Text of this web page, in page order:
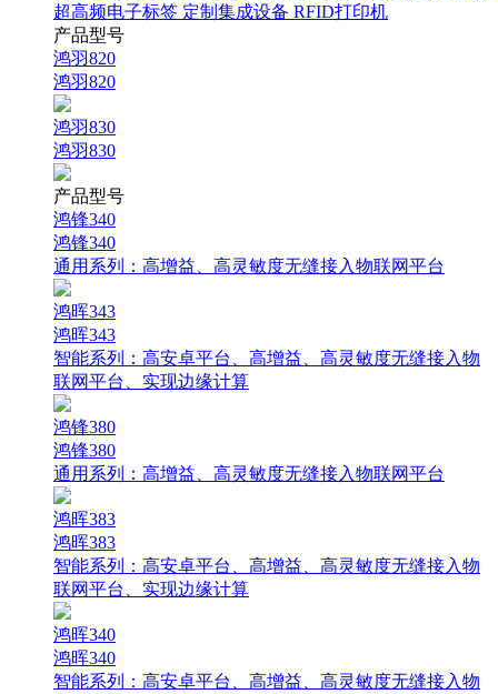
超高频电子标签 定制集成设备 RFID打印机
产品型号
鸿羽820
鸿羽820
鸿羽830
鸿羽830
产品型号
鸿锋340
鸿锋340
通用系列： 高增益、高灵敏度无缝接入物联网平台
鸿晖343
鸿晖343
智能系列： 高安卓平台、高增益、高灵敏度无缝接入物
联网平台、实现边缘计算
鸿锋380
鸿锋380
通用系列： 高增益、高灵敏度无缝接入物联网平台
鸿晖383
鸿晖383
智能系列： 高安卓平台、高增益、高灵敏度无缝接入物
联网平台、实现边缘计算
鸿晖340
鸿晖340
智能系列： 高安卓平台、高增益、高灵敏度无缝接入物